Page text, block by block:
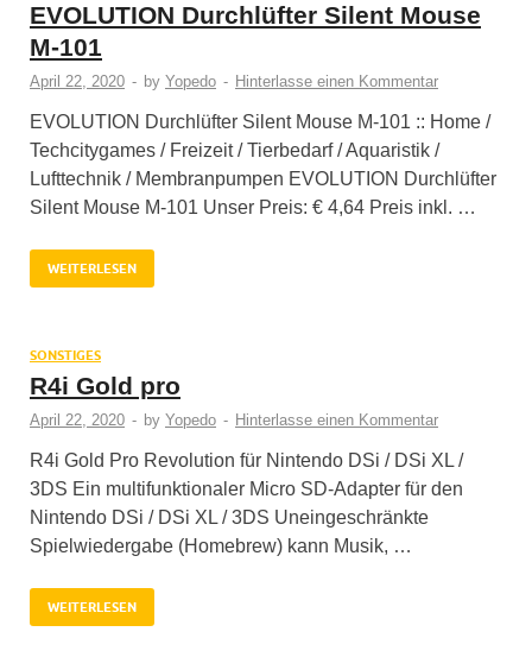
EVOLUTION Durchlüfter Silent Mouse
M-101
April 22, 2020 - by Yopedo - Hinterlasse einen Kommentar
EVOLUTION Durchlüfter Silent Mouse M-101 :: Home /
Techcitygames / Freizeit / Tierbedarf / Aquaristik /
Lufttechnik / Membranpumpen EVOLUTION Durchlüfter
Silent Mouse M-101 Unser Preis: € 4,64 Preis inkl. …
WEITERLESEN
SONSTIGES
R4i Gold pro
April 22, 2020 - by Yopedo - Hinterlasse einen Kommentar
R4i Gold Pro Revolution für Nintendo DSi / DSi XL /
3DS Ein multifunktionaler Micro SD-Adapter für den
Nintendo DSi / DSi XL / 3DS Uneingeschränkte
Spielwiedergabe (Homebrew) kann Musik, …
WEITERLESEN